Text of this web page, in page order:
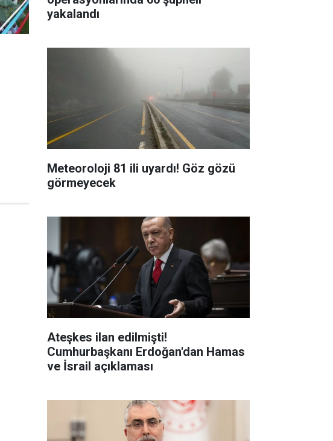
yakalandı
Meteoroloji 81 ili uyardı! Göz gözü
görmeyecek
Ateşkes ilan edilmişti!
Cumhurbaşkanı Erdoğan'dan Hamas
ve İsrail açıklaması